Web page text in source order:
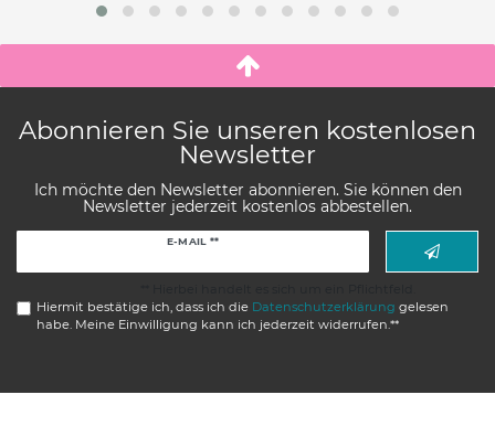
Abonnieren Sie unseren kostenlosen
Newsletter
Ich möchte den Newsletter abonnieren. Sie können den
Newsletter jederzeit kostenlos abbestellen.
E-MAIL **
Hiermit bestätige ich, dass ich die Daten­schutz­erklärung gelesen
habe. Meine Einwilligung kann ich jederzeit widerrufen.**